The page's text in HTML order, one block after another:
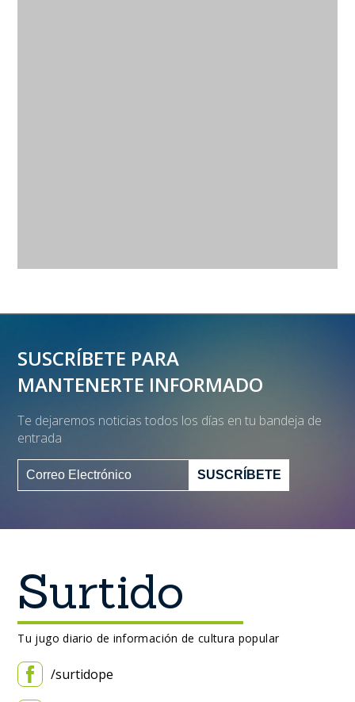
SUSCRÍBETE PARA
MANTENERTE INFORMADO
Te dejaremos noticias todos los días en tu bandeja de
entrada
Surtido
Tu jugo diario de información de cultura popular
/surtidope